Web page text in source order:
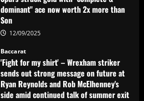
dominant" ace now worth 2x more than
Son
12/09/2025
Baccarat
'Fight for my shirt' – Wrexham striker
sends out strong message on future at
Ryan Reynolds and Rob McElhenney's
side amid continued talk of summer exit